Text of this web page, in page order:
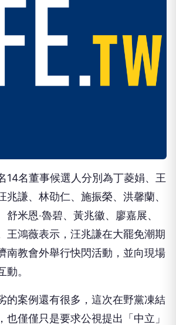
14名董事候選人分別為丁菱娟、王
兆謙、林劭仁、施振榮、洪馨蘭、
米恩‧魯碧、黃兆徽、廖嘉展、
王鴻薇表示，汪兆謙在大罷免潮期
南教會外舉行快閃活動，並向現場
。
的案例還有很多，這次在野黨凍結
也僅僅只是要求公視提出「中立」